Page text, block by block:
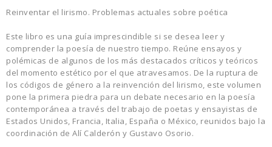
Reinventar el lirismo. Problemas actuales sobre poética
Este libro es una guía imprescindible si se desea leer y
comprender la poesía de nuestro tiempo. Reúne ensayos y
polémicas de algunos de los más destacados críticos y teóricos
del momento estético por el que atravesamos. De la ruptura de
los códigos de género a la reinvención del lirismo, este volumen
pone la primera piedra para un debate necesario en la poesía
contemporánea a través del trabajo de poetas y ensayistas de
Estados Unidos, Francia, Italia, España o México, reunidos bajo la
coordinación de Alí Calderón y Gustavo Osorio.